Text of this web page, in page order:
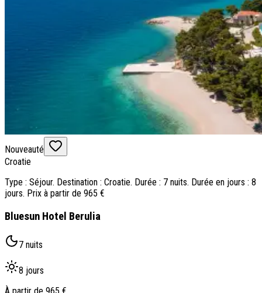
Nouveauté
Croatie
Type : Séjour. Destination : Croatie. Durée : 7 nuits. Durée en jours : 8
jours. Prix à partir de 965 €
Bluesun Hotel Berulia
7 nuits
8 jours